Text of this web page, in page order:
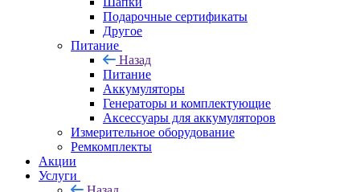
Подарочные сертификаты
Другое
Питание
Назад
Питание
Аккумуляторы
Генераторы и комплектующие
Аксессуары для аккумуляторов
Измерительное оборудование
Ремкомплекты
Акции
Услуги